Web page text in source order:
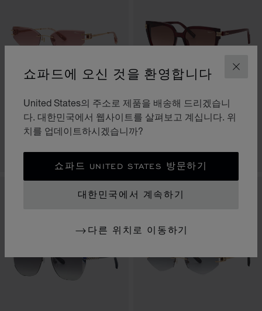
닫기
쇼파드에 오신 것을 환영합니다
United States의 주소로 제품을 배송해 드리겠습니
다. 대한민국에서 웹사이트를 살펴보고 계십니다. 위
치를 업데이트하시겠습니까?
쇼파드 UNITED STATES 방문하기
대한민국에서 계속하기
다른 위치로 이동하기
해피 다이아몬드
샤이니 코퍼 골드
문의하기
아이스 큐브
투명 샤이니 보르도
문의하기
신규